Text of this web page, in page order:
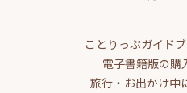
ことりっぷガイド
電子書籍版の購
旅行・お出かけ中